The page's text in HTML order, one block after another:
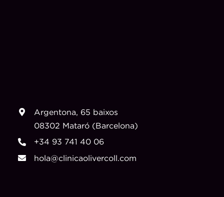
Argentona, 65 baixos
08302 Mataró (Barcelona)
+34 93 741 40 06
hola@clinicaolivercoll.com